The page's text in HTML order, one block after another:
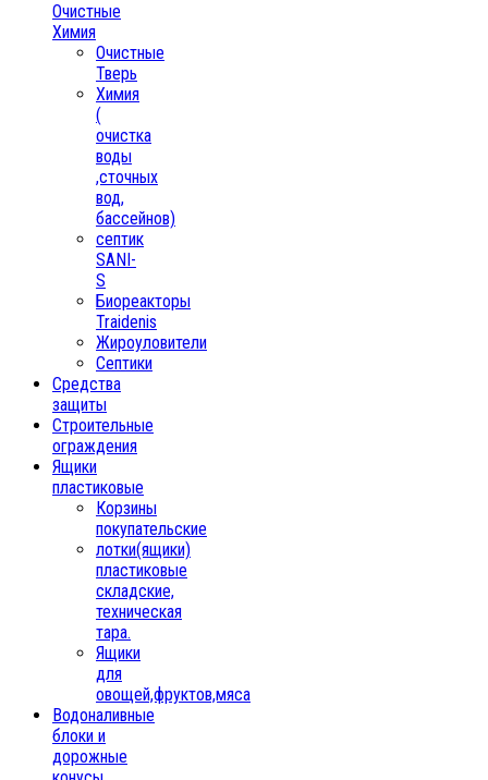
Очистные
Химия
Очистные
Тверь
Химия
(
очистка
воды
,сточных
вод,
бассейнов)
септик
SANI-
S
Биореакторы
Traidenis
Жироуловители
Септики
Средства
защиты
Строительные
ограждения
Ящики
пластиковые
Корзины
покупательские
лотки(ящики)
пластиковые
складские,
техническая
тара.
Ящики
для
овощей,фруктов,мяса
Водоналивные
блоки и
дорожные